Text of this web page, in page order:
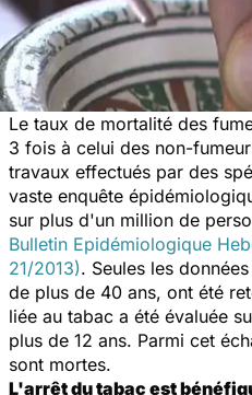
Le taux de mortalité des
3 fois à celui des non-
travaux effectués par des
vaste enquête
sur plus d'un million de
Bulletin Epidémiologique
21/2013). Seules les
de plus de 40 ans, ont été
liée au tabac a été évaluée
plus de 12 ans. Parmi cet
sont mortes.
L'arrêt du tabac est